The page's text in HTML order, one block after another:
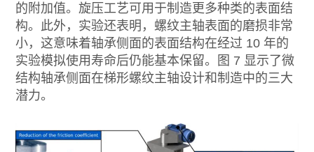
的附加值。旋压工艺可用于制造更多种类的表面结
构。此外，实验还表明，螺纹主轴表面的磨损非常
小，这意味着轴承侧面的表面结构在经过 10 年的
实验模拟使用寿命后仍能基本保留。图 7 显示了微
结构轴承侧面在梯形螺纹主轴设计和制造中的三大
潜力。